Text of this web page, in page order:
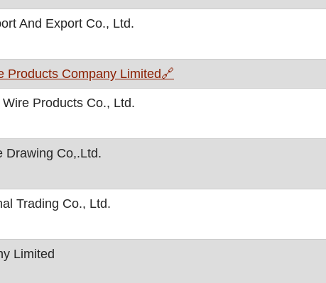
And Export Co., Ltd.
Products Company Limited🔗
Products Co., Ltd.
Drawing Co,.Ltd.
Trading Co., Ltd.
Limited